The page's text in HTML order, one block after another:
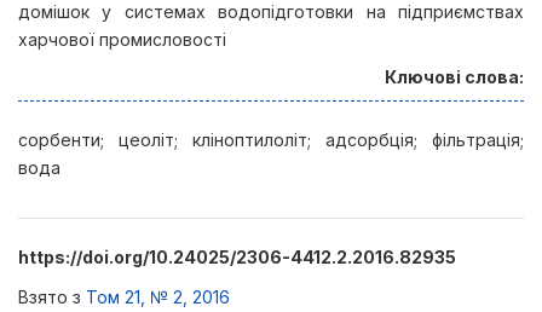
домішок у системах водопідготовки на підприємствах
харчової промисловості
Ключові слова:
сорбенти; цеоліт; кліноптилоліт; адсорбція; фільтрація;
вода
https://doi.org/10.24025/2306-4412.2.2016.82935
Взято з Том 21, № 2, 2016